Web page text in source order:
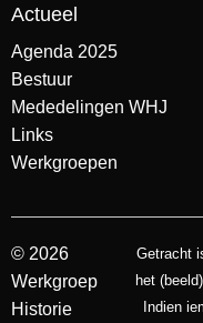
Actueel
Agenda 2025
Bestuur
Mededelingen WHJ
Links
Werkgroepen
© 2026
Werkgroep
Historie
Getracht
het
Indien